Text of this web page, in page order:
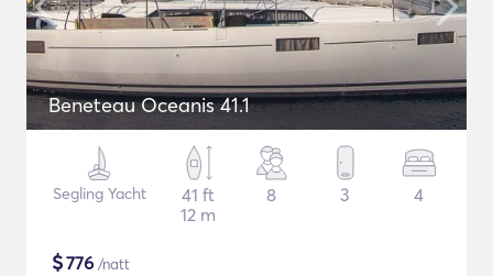
Beneteau Oceanis 41.1
Segling Yacht
41 ft
12 m
8 3 4
$776 /natt